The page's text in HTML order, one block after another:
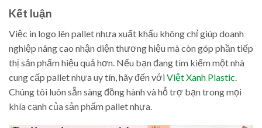
Kết luận
Việc in logo lên pallet nhựa xuất khẩu không chỉ giúp doanh
nghiệp nâng cao nhận diện thương hiệu mà còn góp phần tiếp
thị sản phẩm hiệu quả hơn. Nếu bạn đang tìm kiếm một nhà
cung cấp pallet nhựa uy tín, hãy đến vớiViệt Xanh Plastic
Chúng tôi luôn sẵn sàng đồng hành và hỗ trợ bạn trong mọi
khía cạnh của sản phẩm pallet nhựa.